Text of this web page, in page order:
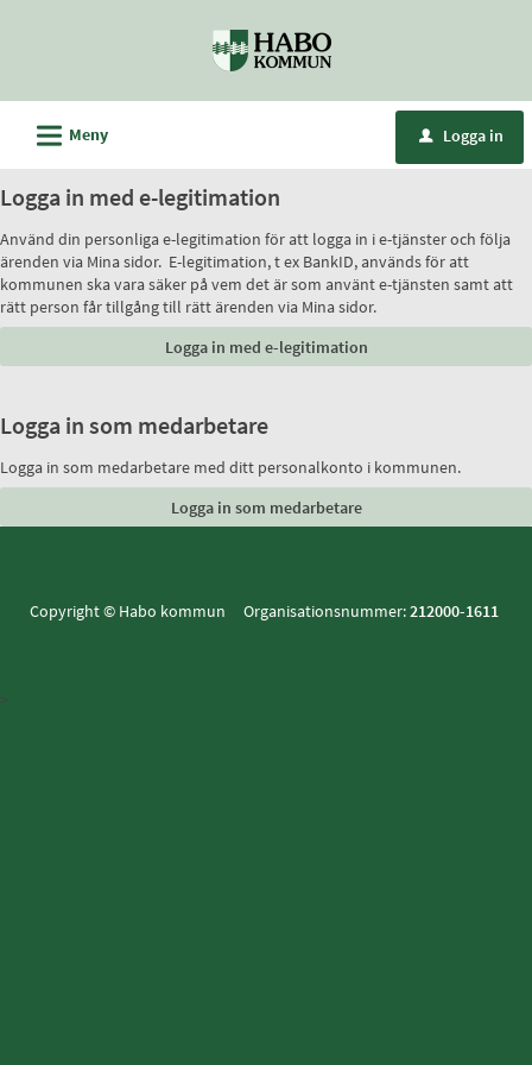
kommun
L Meny u Logga in
Logga in med e-legitimation
Använd din personliga e-legitimation för att logga in i e-tjänster och följa
ärenden via Mina sidor. E-legitimation, t ex BankID, används för att
kommunen ska vara säker på vem det är som använt e-tjänsten samt att
rätt person får tillgång till rätt ärenden via Mina sidor.
Logga in som medarbetare
Logga in som medarbetare med ditt personalkonto i kommunen.
Copyright © Habo kommun Organisationsnummer:212000-1611
>